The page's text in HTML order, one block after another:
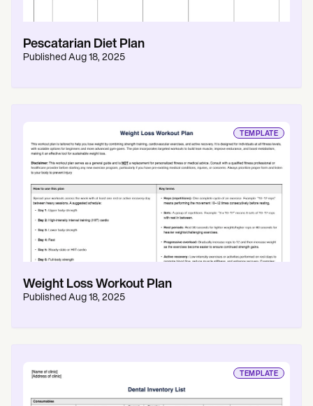
Pescatarian Diet Plan
Published Aug 18, 2025
TEMPLATE
Weight Loss Workout Plan
Published Aug 18, 2025
TEMPLATE